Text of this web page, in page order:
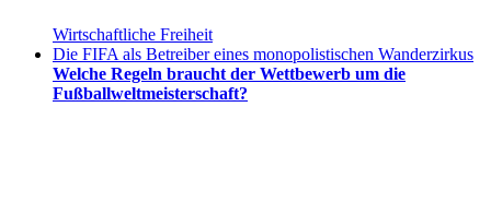
Wirtschaftliche Freiheit
Die FIFA als Betreiber eines monopolistischen Wanderzirkus
Welche Regeln braucht der Wettbewerb um die
Fußballweltmeisterschaft?